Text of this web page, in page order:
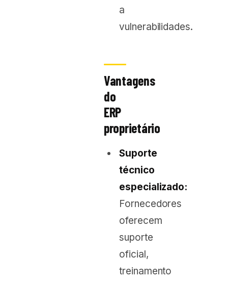
a
vulnerabilidades.
Vantagens
do
ERP
proprietário
Suporte
técnico
especializado:
Fornecedores
oferecem
suporte
oficial,
treinamento